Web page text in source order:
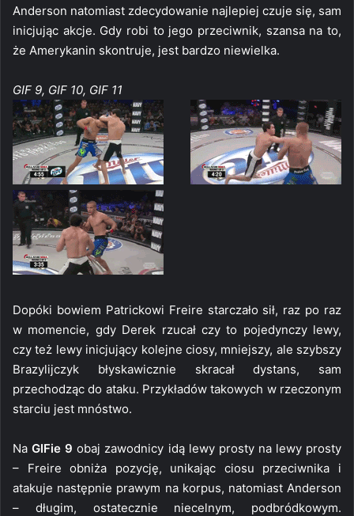
Anderson natomiast zdecydowanie najlepiej czuje się, sam
inicjując akcje. Gdy robi to jego przeciwnik, szansa na to,
że Amerykanin skontruje, jest bardzo niewielka.
GIF 9, GIF 10, GIF 11
Dopóki bowiem Patrickowi Freire starczało sił, raz po raz
w momencie, gdy Derek rzucał czy to pojedynczy lewy,
czy też lewy inicjujący kolejne ciosy, mniejszy, ale szybszy
Brazylijczyk błyskawicznie skracał dystans, sam
przechodząc do ataku. Przykładów takowych w rzeczonym
starciu jest mnóstwo.
NaGIFie 9 obaj zawodnicy idą lewy prosty na lewy prosty
– Freire obniża pozycję, unikając ciosu przeciwnika i
atakuje następnie prawym na korpus, natomiast Anderson
– długim, ostatecznie niecelnym, podbródkowym.